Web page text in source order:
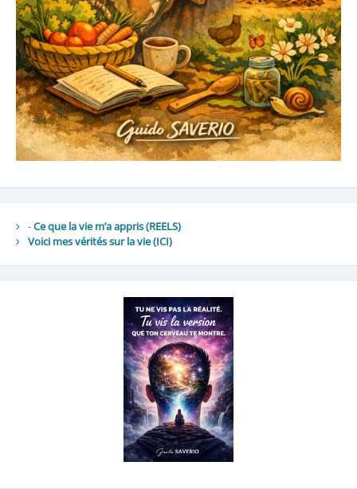
-Ce que la vie m’a appris (REELS)
Voici mes vérités sur la vie(ICI)